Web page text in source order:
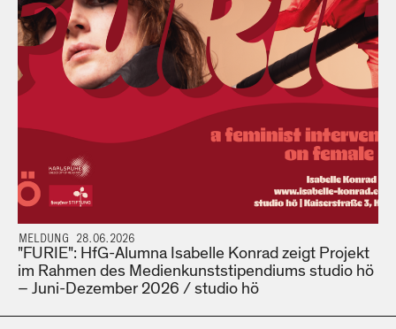
MELDUNG 28.06.2026
"FURIE": HfG-Alumna Isabelle Konrad zeigt Projekt
im Rahmen des Medienkunststipendiums studio hö
– Juni-Dezember 2026 / studio hö